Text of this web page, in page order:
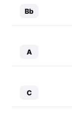
Bb
A
C